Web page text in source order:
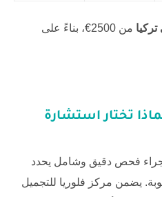
من 2500€، بناءً على
تختار استشارة
فحص دقيق وشامل يحدد
يضمن مركز فلوريا للتجميل